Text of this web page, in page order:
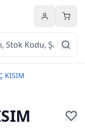
Hesabım
KISIM